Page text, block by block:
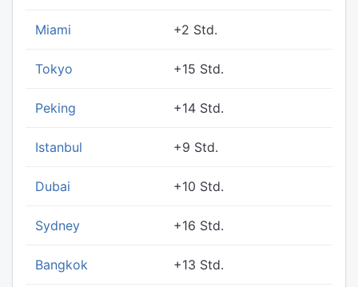
Miami +2 Std.
Tokyo +15 Std.
Peking +14 Std.
Istanbul +9 Std.
Dubai +10 Std.
Sydney +16 Std.
Bangkok +13 Std.